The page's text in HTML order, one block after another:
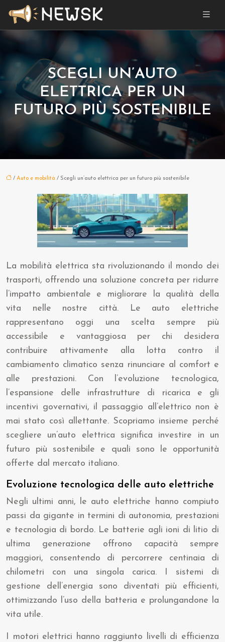
SCEGLI UN’AUTO
ELETTRICA PER UN
FUTURO PIÙ SOSTENIBILE
/ Auto e mobilità / Scegli un’auto elettrica per un futuro più sostenibile
La mobilità elettrica sta rivoluzionando il mondo dei
trasporti, offrendo una soluzione concreta per ridurre
l’impatto ambientale e migliorare la qualità della
vita nelle nostre città. Le auto elettriche
rappresentano oggi una scelta sempre più
accessibile e vantaggiosa per chi desidera
contribuire attivamente alla lotta contro il
cambiamento climatico senza rinunciare al comfort e
alle prestazioni. Con l’evoluzione tecnologica,
l’espansione delle infrastrutture di ricarica e gli
incentivi governativi, il passaggio all’elettrico non è
mai stato così allettante. Scopriamo insieme perché
scegliere un’auto elettrica significa investire in un
futuro più sostenibile e quali sono le opportunità
offerte dal mercato italiano.
Evoluzione tecnologica delle auto elettriche
Negli ultimi anni, le auto elettriche hanno compiuto
passi da gigante in termini di autonomia, prestazioni
e tecnologia di bordo. Le batterie agli ioni di litio di
ultima generazione offrono capacità sempre
maggiori, consentendo di percorrere centinaia di
chilometri con una singola carica. I sistemi di
gestione dell’energia sono diventati più efficienti,
ottimizzando l’uso della batteria e prolungandone la
vita utile.
I motori elettrici hanno raggiunto livelli di efficienza